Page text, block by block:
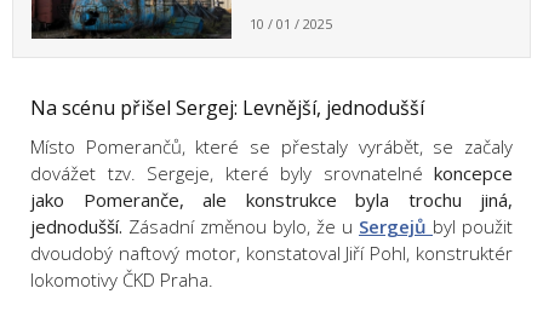
10 / 01 / 2025
Na scénu přišel Sergej: Levnější, jednodušší
Místo Pomerančů, které se přestaly vyrábět, se začaly
dovážet tzv. Sergeje, které byly srovnatelné koncepce
jako Pomeranče, ale konstrukce byla trochu jiná,
jednodušší. Zásadní změnou bylo, že u Sergejů byl použit
dvoudobý naftový motor, konstatoval Jiří Pohl, konstruktér
lokomotivy ČKD Praha.